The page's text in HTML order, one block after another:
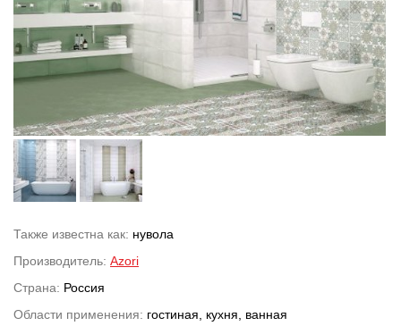
Также известна как: нувола
Производитель: Azori
Страна: Россия
Области применения: гостиная, кухня, ванная